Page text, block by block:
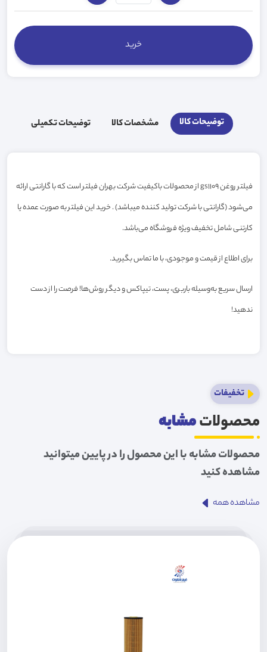
توضیحات کالا مشخصات کالا توضیحات تکمیلی
فیلتر روغن gs1109 از محصولات باکیفیت شرکت بهران فیلتر است که با گارانتی ارائه
می‌شود (گارانتی با شرکت تولید کننده میباشد) . خرید این فیلتر به صورت عمده یا
کارتنی شامل تخفیف ویژه فروشگاه می‌باشد.
برای اطلاع از قیمت و موجودی، با ما تماس بگیرید.
ارسال سریع به‌وسیله باربری، پست، تیپاکس و دیگر روش‌ها! فرصت را از دست
ندهید!
تخفیفات
محصولاتمشابه
محصولات مشابه با این محصول را در پایین میتوانید
مشاهده کنید
مشاهده همه